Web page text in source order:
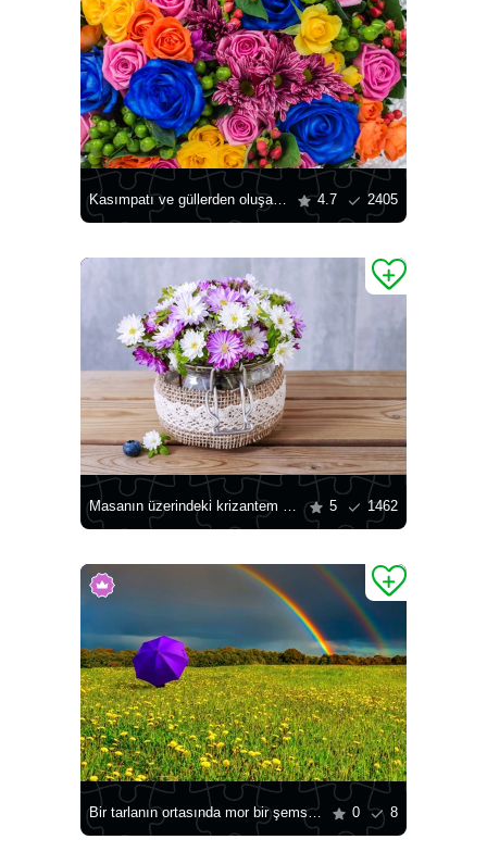
Kasımpatı ve güllerden oluşan bir buket 4.7 2405
Masanın üzerindeki krizantem buketi 5 1462
Bir tarlanın ortasında mor bir şemsiye 0 8